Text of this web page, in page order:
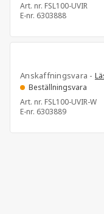
Art. nr. FSL100-UVIR
E-nr. 6303888
Anskaffningsvara -
Beställningsvara
Art. nr. FSL100-UVIR-W
E-nr. 6303889